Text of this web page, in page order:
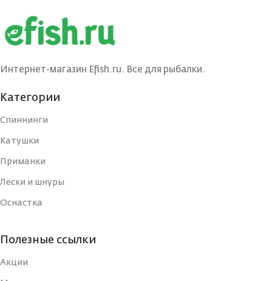
УПАКОВКА
ИЗГОТОВИТЕЛЬ
Интернет-магазин Efish.ru. Все для рыбалки.
Категории
Спиннинги
Катушки
Приманки
Лески и шнуры
Оснастка
Полезные ссылки
Акции